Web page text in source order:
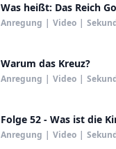
Was heißt: Das Reich
Anregung | Video |
Warum das Kreuz?
Anregung | Video |
Folge 52 - Was ist die
Anregung | Video |